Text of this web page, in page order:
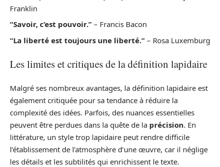
Franklin
“Savoir, c’est pouvoir.” – Francis Bacon
“La liberté est toujours une liberté.” – Rosa Luxemburg
Les limites et critiques de la définition lapidaire
Malgré ses nombreux avantages, la définition lapidaire est
également critiquée pour sa tendance à réduire la
complexité des idées. Parfois, des nuances essentielles
peuvent être perdues dans la quête de la précision. En
littérature, un style trop lapidaire peut rendre difficile
l’établissement de l’atmosphère d’une œuvre, car il néglige
les détails et les subtilités qui enrichissent le texte.